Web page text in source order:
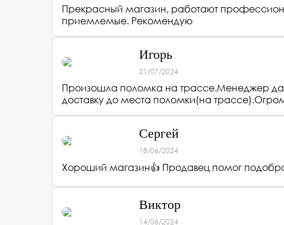
Прекрасный магазин, работают
приемлемые. Рекомендую
Игорь
21/07/2024
Произошла поломка на трассе.Менеджер
доставку до места поломки(на
Сергей
18/06/2024
Хороший магазин👍 Продавец помог
Виктор
14/06/2024